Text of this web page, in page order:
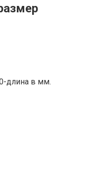
длина в мм.